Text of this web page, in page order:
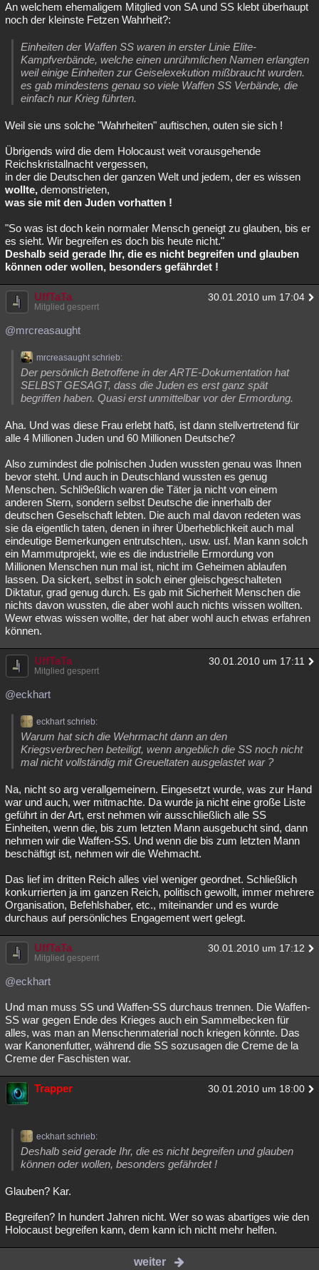
An welchem ehemaligem Mitglied von SA und SS klebt überhaupt
noch der kleinste Fetzen Wahrheit?:
Einheiten der Waffen SS waren in erster Linie Elite-
Kampfverbände, welche einen unrühmlichen Namen erlangten
weil einige Einheiten zur Geiselexekution mißbraucht wurden.
es gab mindestens genau so viele Waffen SS Verbände, die
einfach nur Krieg führten.
Weil sie uns solche "Wahrheiten" auftischen, outen sie sich !
Übrigends wird die dem Holocaust weit vorausgehende
Reichskristallnacht vergessen,
in der die Deutschen der ganzen Welt und jedem, der es wissen
wollte, demonstrieten,
was sie mit den Juden vorhatten !
"So was ist doch kein normaler Mensch geneigt zu glauben, bis er
es sieht. Wir begreifen es doch bis heute nicht."
Deshalb seid gerade Ihr, die es nicht begreifen und glauben
können oder wollen, besonders gefährdet !
UffTaTa 30.01.2010 um 17:04
Mitglied gesperrt
@mrcreasaught
mrcreasaught schrieb:
Der persönlich Betroffene in der ARTE-Dokumentation hat
SELBST GESAGT, dass die Juden es erst ganz spät
begriffen haben. Quasi erst unmittelbar vor der Ermordung.
Aha. Und was diese Frau erlebt hat6, ist dann stellvertretend für
alle 4 Millionen Juden und 60 Millionen Deutsche?
Also zumindest die polnischen Juden wussten genau was Ihnen
bevor steht. Und auch in Deutschland wussten es genug
Menschen. Schli9eßlich waren die Täter ja nicht von einem
anderen Stern, sondern selbst Deutsche die innerhalb der
deutschen Geselschaft lebten. Die auch mal davon redeten was
sie da eigentlich taten, denen in ihrer Überheblichkeit auch mal
eindeutige Bemerkungen entrutschten,. usw. usf. Man kann solch
ein Mammutprojekt, wie es die industrielle Ermordung von
Millionen Menschen nun mal ist, nicht im Geheimen ablaufen
lassen. Da sickert, selbst in solch einer gleischgeschalteten
Diktatur, grad genug durch. Es gab mit Sicherheit Menschen die
nichts davon wussten, die aber wohl auch nichts wissen wollten.
Wewr etwas wissen wollte, der hat aber wohl auch etwas erfahren
können.
UffTaTa 30.01.2010 um 17:11
Mitglied gesperrt
@eckhart
eckhart schrieb:
Warum hat sich die Wehrmacht dann an den
Kriegsverbrechen beteiligt, wenn angeblich die SS noch nicht
mal nicht vollständig mit Greueltaten ausgelastet war ?
Na, nicht so arg verallgemeinern. Eingesetzt wurde, was zur Hand
war und auch, wer mitmachte. Da wurde ja nicht eine große Liste
geführt in der Art, erst nehmen wir ausschließlich alle SS
Einheiten, wenn die, bis zum letzten Mann ausgebucht sind, dann
nehmen wir die Waffen-SS. Und wenn die bis zum letzten Mann
beschäftigt ist, nehmen wir die Wehmacht.
Das lief im dritten Reich alles viel weniger geordnet. Schließlich
konkurrierten ja im ganzen Reich, politisch gewollt, immer mehrere
Organisation, Befehlshaber, etc., miteinander und es wurde
durchaus auf persönliches Engagement wert gelegt.
UffTaTa 30.01.2010 um 17:12
Mitglied gesperrt
@eckhart
Und man muss SS und Waffen-SS durchaus trennen. Die Waffen-
SS war gegen Ende des Krieges auch ein Sammelbecken für
alles, was man an Menschenmaterial noch kriegen könnte. Das
war Kanonenfutter, während die SS sozusagen die Creme de la
Creme der Faschisten war.
Trapper 30.01.2010 um 18:00
eckhart schrieb:
Deshalb seid gerade Ihr, die es nicht begreifen und glauben
können oder wollen, besonders gefährdet !
Glauben? Kar.
Begreifen? In hundert Jahren nicht. Wer so was abartiges wie den
Holocaust begreifen kann, dem kann ich nicht mehr helfen.
weiter